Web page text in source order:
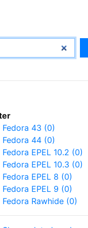
Fedora 43 (0)
Fedora 44 (0)
Fedora EPEL 10.2 (0)
Fedora EPEL 10.3 (0)
Fedora EPEL 8 (0)
Fedora EPEL 9 (0)
Fedora Rawhide (0)